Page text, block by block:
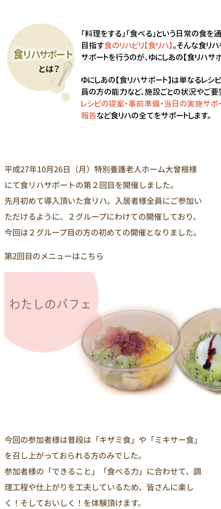
平成27年10月26日（月）特別養護老人ホーム大曾根様
にて食リハサポートの第２回目を開催しました。
先月初めて導入頂いた食リハ。入居者様全員にご参加い
ただけるように、２グループにわけての開催しており、
今回は２グループ目の方の初めての開催となりました。
第2回目のメニューはこちら
今回の参加者様は普段は「キザミ食」や「ミキサー食」
を召し上がっておられる方のみでした。
参加者様の「できること」「食べる力」に合わせて、調
理工程や仕上がりを工夫しているため、皆さんに楽し
く！そしておいしく！を体験頂けます。